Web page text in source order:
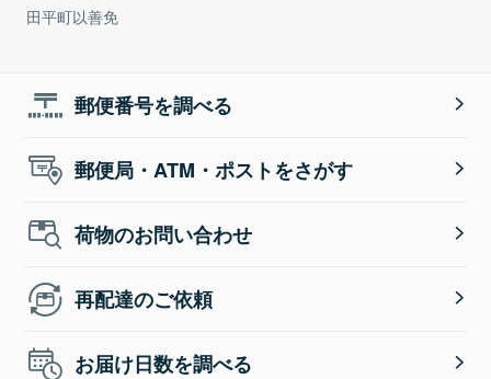
田平町以善免
郵便番号を調べる
郵便局・ATM・ポストをさがす
荷物のお問い合わせ
再配達のご依頼
お届け日数を調べる